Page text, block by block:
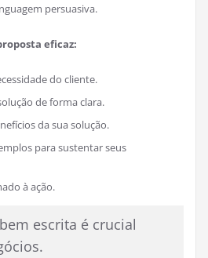
persuasiva.
eficaz:
do cliente.
de forma clara.
da sua solução.
para sustentar seus
à ação.
escrita é crucial